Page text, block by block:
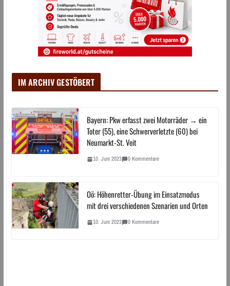
IM ARCHIV GESTÖBERT
Bayern: Pkw erfasst zwei Motorräder → ein
Toter (55), eine Schwerverletzte (60) bei
Neumarkt-St. Veit
10. Juni 2023 0 Kommentare
Oö: Höhenretter-Übung im Einsatzmodus
mit drei verschiedenen Szenarien und Orten
10. Juni 2023 0 Kommentare